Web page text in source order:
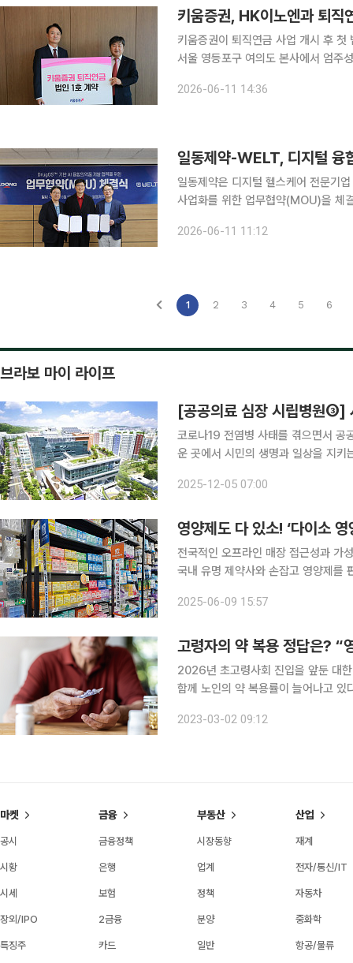
키움증권, HK이노엔과 퇴직
키움증권이 퇴직연금 사업 개시 후 첫 법인 고객
서울 영등포구 여의도 본사에서 엄주
작했다. 이번 계약으로 법인 고객 대
2026-06-11 14:36
일동제약-WELT, 디지털 융
일동제약은 디지털 헬스케어 전문기
사업화를 위한 업무협약(MOU)을 체결했다고 11일 밝혔다. 양
복약 지속성과 치료 성과 향상을 목표
2026-06-11 11:12
1 2 3 4 5 6
브라보 마이 라이프
[공공의료 심장 시립병원③]
코로나19 전염병 사태를 겪으면서 공
운 곳에서 시민의 생명과 일상을 지
라보마이라이프는 서울시 내에서 공
2025-12-05 07:00
영양제도 다 있소! ‘다이소 영
전국적인 오프라인 매장 접근성과 가
국내 유명 제약사와 손잡고 영양제를
2025-06-09 15:57
고령자의 약 복용 정답은? “
2026년 초고령사회 진입을 앞둔 대
함께 노인의 약 복용률이 늘어나고
따르면, 전체 노인(만 65세 이상)의
2023-03-02 09:12
마켓
공시
시황
시세
장외/IPO
특징주
금융
금융정책
은행
보험
2금융
카드
부동산
시장동향
업계
정책
분양
일반
산업
재계
전자/통신/IT
자동차
중화학
항공/물류